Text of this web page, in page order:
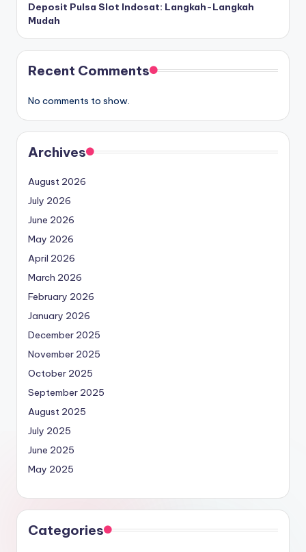
Deposit Pulsa Slot Indosat: Langkah-Langkah
Mudah
Recent Comments
No comments to show.
Archives
August 2026
July 2026
June 2026
May 2026
April 2026
March 2026
February 2026
January 2026
December 2025
November 2025
October 2025
September 2025
August 2025
July 2025
June 2025
May 2025
Categories